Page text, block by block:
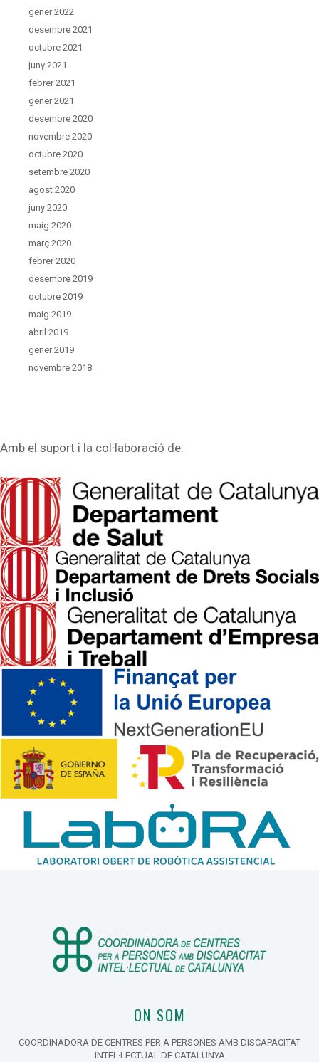
gener 2022
desembre 2021
octubre 2021
juny 2021
febrer 2021
gener 2021
desembre 2020
novembre 2020
octubre 2020
setembre 2020
agost 2020
juny 2020
maig 2020
març 2020
febrer 2020
desembre 2019
octubre 2019
maig 2019
abril 2019
gener 2019
novembre 2018
Amb el suport i la col·laboració de:
ON SOM
COORDINADORA DE CENTRES PER A PERSONES AMB DISCAPACITAT
INTEL·LECTUAL DE CATALUNYA